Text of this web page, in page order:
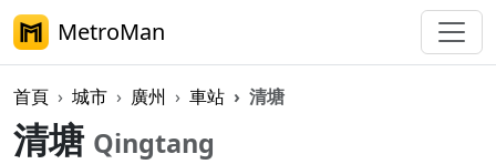
MetroMan
首頁 城市 廣州 車站 清塘
清塘 Qingtang